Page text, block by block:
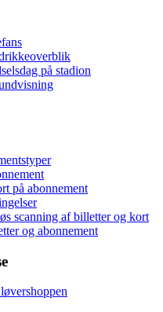
på stadion
på abonnement
scanning af billetter og kort
og abonnement